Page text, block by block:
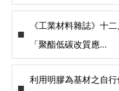
《工業材料雜誌》十
「聚酯低碳改質應...
利用明膠為基材之自